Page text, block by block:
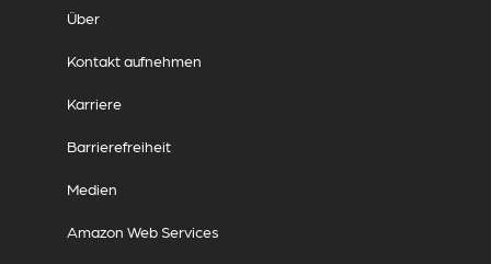
Über
Kontakt aufnehmen
Karriere
Barrierefreiheit
Medien
Amazon Web Services